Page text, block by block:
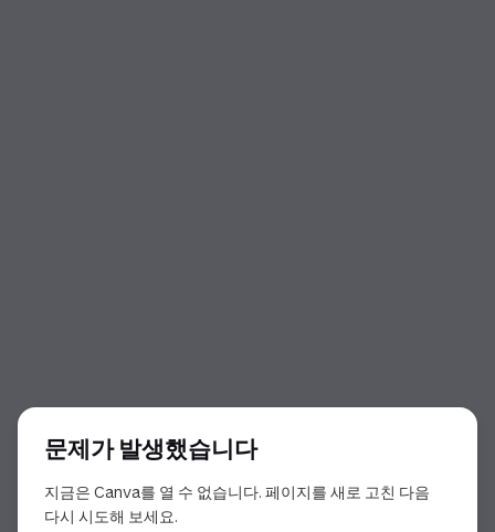
문제가 발생했습니다
지금은 Canva를 열 수 없습니다. 페이지를 새로 고친 다음
다시 시도해 보세요.